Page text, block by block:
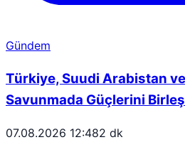
Gündem
Türkiye, Suudi Arabistan
Savunmada Güçlerini
07.08.2026 12:482 dk